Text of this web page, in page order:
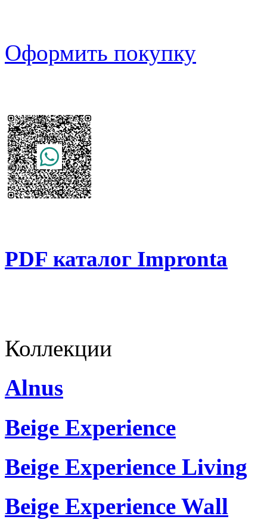
Оформить покупку
PDF каталог Impronta
Коллекции
Alnus
Beige Experience
Beige Experience Living
Beige Experience Wall